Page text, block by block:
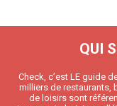
QUI
Check, c’est LE guide
milliers de restaurants,
de loisirs sont